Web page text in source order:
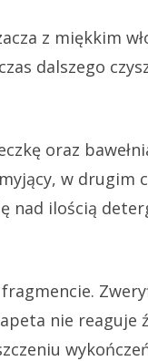
z miękkim
dalszego
oraz
w drugim
nad ilością
nie reaguje